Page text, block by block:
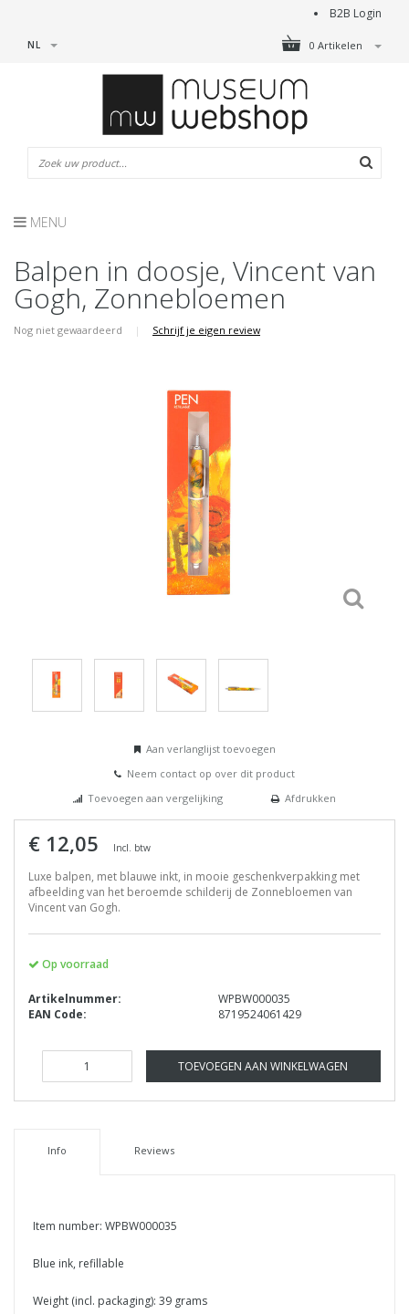
B2B Login
0 Artikelen
NL
MENU
Balpen in doosje, Vincent van
Gogh, Zonnebloemen
Nog niet gewaardeerd | Schrijf je eigen review
Aan verlanglijst toevoegen
Neem contact op over dit product
Toevoegen aan vergelijking
Afdrukken
€ 12,05 Incl. btw
Luxe balpen, met blauwe inkt, in mooie geschenkverpakking met
afbeelding van het beroemde schilderij de Zonnebloemen van
Vincent van Gogh.
Op voorraad
Artikelnummer:
WPBW000035
EAN Code:
8719524061429
TOEVOEGEN AAN WINKELWAGEN
Info Reviews
Item number: WPBW000035
Blue ink, refillable
Weight (incl. packaging): 39 grams